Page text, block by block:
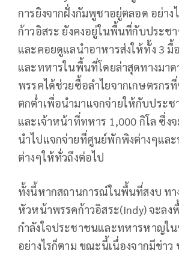
การยิงจากฝั่งกัมพูชาอยู่ตลอด อย่าง
ก้าวอิสระ ยังคงอยู่ในพื้นที่กับประ
และคอยดูแลนำอาหารส่งให้ทั้ง 3
และทหารในพื้นที่โดยล่าสุดทางมา
พรรคได้ช่วยซื้อลำไยจากเกษตรกร
ตกต่ำเพื่อนำมาแจกจ่ายให้กับประ
และเจ้าหน้าที่ทหาร 1,000 กิโล ซึ่ง
นำไปแจกจ่ายที่ศูนย์พักพิงต่างๆแล
ต่างๆให้ทั่วถึงต่อไป
ทั้งนี้หากสถานการณ์ในพื้นที่สงบ ทา
หัวหน้าพรรคก้าวอิสระ(Indy) จะลง
กำลังใจประชาชนและทหารหาญใ
อย่างไรก็ตาม ขณะนี้เนื่องจากมีข่าว